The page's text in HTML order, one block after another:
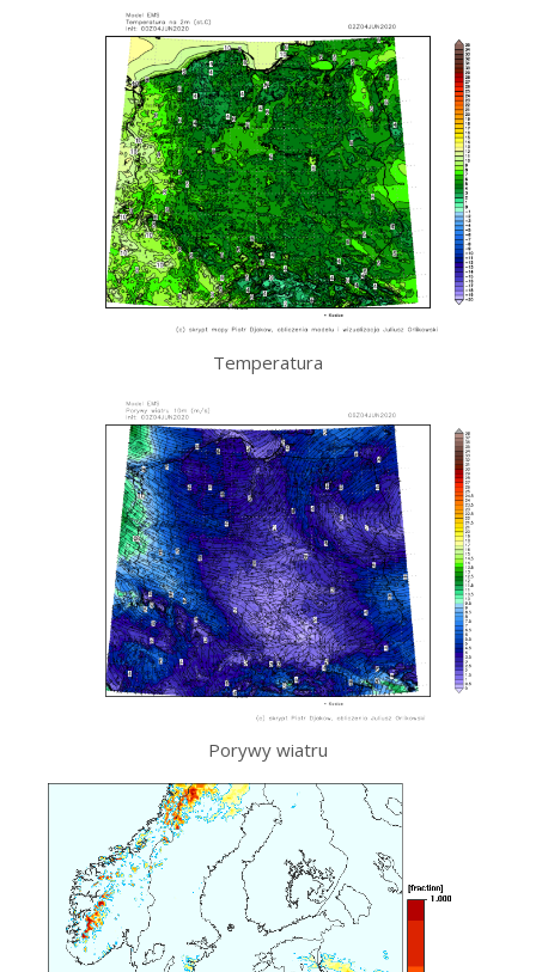
Temperatura
Porywy wiatru